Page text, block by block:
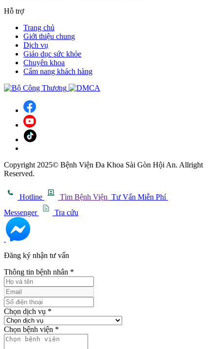
Hỗ trợ
Trang chủ
Giới thiệu chung
Dịch vụ
Giáo dục sức khỏe
Chuyên khoa
Cẩm nang khách hàng
Copyright 2025© Bệnh Viện Đa Khoa Sài Gòn Hội An. Allright
Reserved.
Hotline Tìm Bệnh Viện Tư Vấn Miễn Phí
Messenger
Tra cứu
Đăng ký nhận tư vấn
Thông tin bệnh nhân *
Chọn dịch vụ *
Chọn bệnh viện *